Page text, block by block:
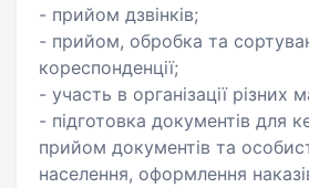
- прийом дзвінків;
- прийом, обробка та
кореспонденції;
- участь в організації різних
- підготовка документів для
прийом документів та
населення, оформлення